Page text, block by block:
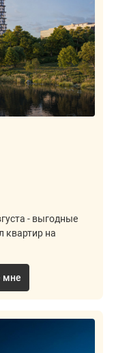
- выгодные
квартир на
мне